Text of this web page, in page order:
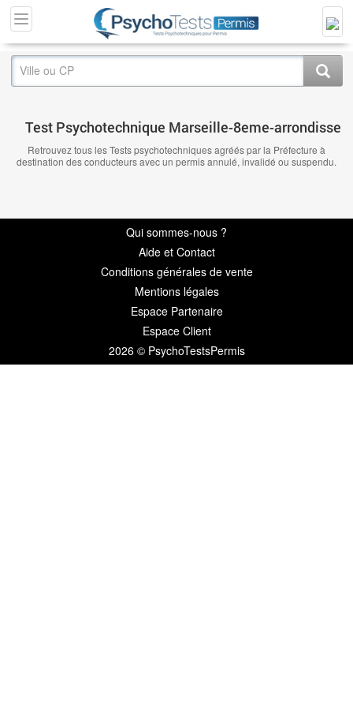
Test Psychotechnique Marseille-8eme-arrondisse
Retrouvez tous les Tests psychotechniques agréés par la Préfecture à
destination des conducteurs avec un permis annulé, invalidé ou suspendu.
Qui sommes-nous ?
Aide et Contact
Conditions générales de vente
Mentions légales
Espace Partenaire
Espace Client
2026 © PsychoTestsPermis